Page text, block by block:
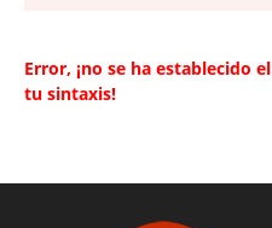
Error, ¡no se ha establecido
tu sintaxis!